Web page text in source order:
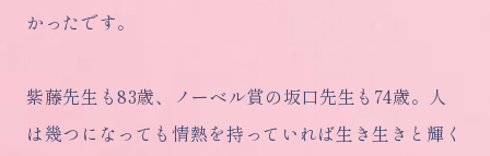
かったです。
紫藤先生も83歳、ノーベル賞の坂口先生も74歳。人
は幾つになっても情熱を持っていれば生き生きと輝く